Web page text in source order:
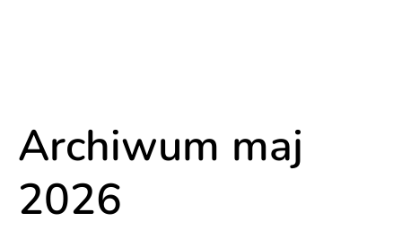
Archiwum maj
2026